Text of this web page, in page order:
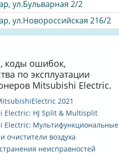
ул.Бульварная 2/2
ул.Новороссийская 216/2
коды ошибок,
по эксплуатации
Mitsubishi Electric.
2021
Electric: HJ Split & Multisplit
Electric: Мультифункциональные
очистители воздуха
неисправностей